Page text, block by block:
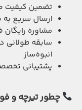
تضمین کیفیت
ارسال سریع
مشاوره رایگان
سابقه طولانی
انبوه‌ساز
پشتیبانی
چطور تیرچه و